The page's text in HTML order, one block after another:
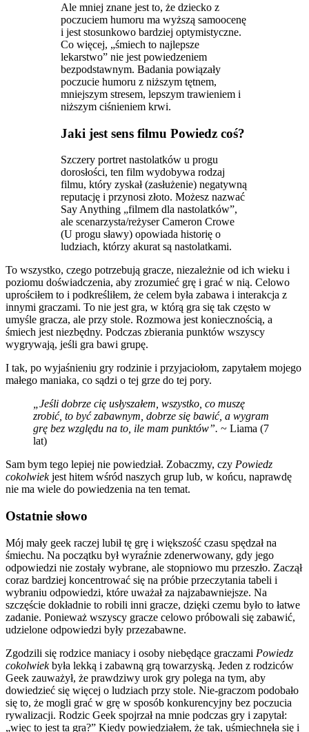
Ale mniej znane jest to, że dziecko z
poczuciem humoru ma wyższą samoocenę
i jest stosunkowo bardziej optymistyczne.
Co więcej, „śmiech to najlepsze
lekarstwo” nie jest powiedzeniem
bezpodstawnym. Badania powiązały
poczucie humoru z niższym tętnem,
mniejszym stresem, lepszym trawieniem i
niższym ciśnieniem krwi.
Jaki jest sens filmu Powiedz coś?
Szczery portret nastolatków u progu
dorosłości, ten film wydobywa rodzaj
filmu, który zyskał (zasłużenie) negatywną
reputację i przynosi złoto. Możesz nazwać
Say Anything „filmem dla nastolatków”,
ale scenarzysta/reżyser Cameron Crowe
(U progu sławy) opowiada historię o
ludziach, którzy akurat są nastolatkami.
To wszystko, czego potrzebują gracze, niezależnie od ich wieku i
poziomu doświadczenia, aby zrozumieć grę i grać w nią. Celowo
uprościłem to i podkreśliłem, że celem była zabawa i interakcja z
innymi graczami. To nie jest gra, w którą gra się tak często w
umyśle gracza, ale przy stole. Rozmowa jest koniecznością, a
śmiech jest niezbędny. Podczas zbierania punktów wszyscy
wygrywają, jeśli gra bawi grupę.
I tak, po wyjaśnieniu gry rodzinie i przyjaciołom, zapytałem mojego
małego maniaka, co sądzi o tej grze do tej pory.
„Jeśli dobrze cię usłyszałem, wszystko, co muszę
zrobić, to być zabawnym, dobrze się bawić, a wygram
grę bez względu na to, ile mam punktów”. ~ Liama ​​(7
lat)
Sam bym tego lepiej nie powiedział. Zobaczmy, czy Powiedz
cokolwiekjest hitem wśród naszych grup lub, w końcu, naprawdę
nie ma wiele do powiedzenia na ten temat.
Ostatnie słowo
Mój mały geek raczej lubił tę grę i większość czasu spędzał na
śmiechu. Na początku był wyraźnie zdenerwowany, gdy jego
odpowiedzi nie zostały wybrane, ale stopniowo mu przeszło. Zaczął
coraz bardziej koncentrować się na próbie przeczytania tabeli i
wybraniu odpowiedzi, które uważał za najzabawniejsze. Na
szczęście dokładnie to robili inni gracze, dzięki czemu było to łatwe
zadanie. Ponieważ wszyscy gracze celowo próbowali się zabawić,
udzielone odpowiedzi były przezabawne.
Zgodzili się rodzice maniacy i osoby niebędące graczami Powiedz
cokolwiekbyła lekką i zabawną grą towarzyską. Jeden z rodziców
Geek zauważył, że prawdziwy urok gry polega na tym, aby
dowiedzieć się więcej o ludziach przy stole. Nie-graczom podobało
się to, że mogli grać w grę w sposób konkurencyjny bez poczucia
rywalizacji. Rodzic Geek spojrzał na mnie podczas gry i zapytał:
„więc to jest ta gra?” Kiedy powiedziałem, że tak, uśmiechnęła się i